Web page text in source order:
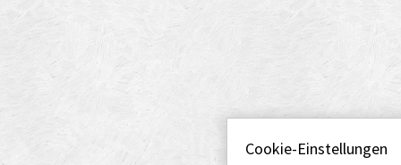
Cookie-Einstellungen